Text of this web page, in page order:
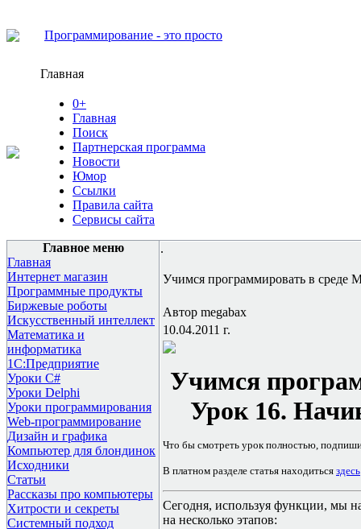
Программирование - это просто
Главная
0+
Главная
Поиск
Партнерская программа
Новости
Юмор
Ссылки
Правила сайта
Сервисы сайта
Главное меню
Главная
Интернет магазин
Программные продукты
Биржевые роботы
Искусственный интеллект
Математика и
информатика
1С:Предприятие
Уроки C#
Уроки Delphi
Уроки программирования
Web-программирование
Дизайн и графика
Компьютер для блондинок
Исходники
Статьи
Рассказы про компьютеры
Хитрости и секреты
Системный подход
.
Учимся программировать в среде
Автор megabax
10.04.2011 г.
Учимся
Урок 16.
Что бы смотреть урок полностью,
В платном разделе статья находиться здесь
Сегодня, используя функции, мы
на несколько этапов: